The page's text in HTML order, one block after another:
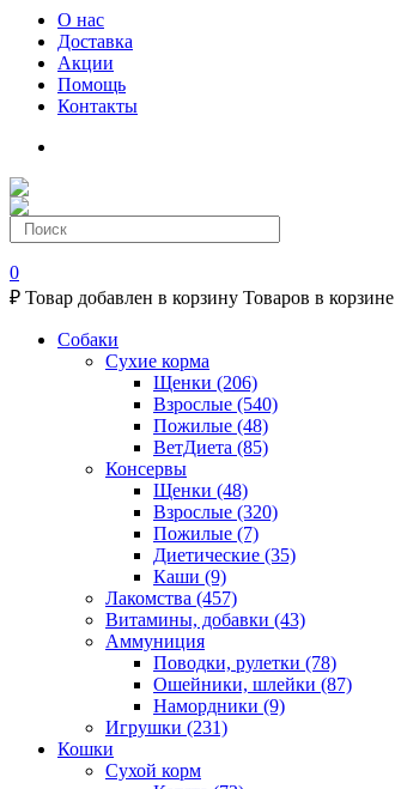
О нас
Доставка
Акции
Помощь
Контакты
0
₽ Товар добавлен в корзину Товаров в корзине
Собаки
Сухие корма
Щенки (206)
Взрослые (540)
Пожилые (48)
ВетДиета (85)
Консервы
Щенки (48)
Взрослые (320)
Пожилые (7)
Диетические (35)
Каши (9)
Лакомства (457)
Витамины, добавки (43)
Аммуниция
Поводки, рулетки (78)
Ошейники, шлейки (87)
Намордники (9)
Игрушки (231)
Кошки
Сухой корм